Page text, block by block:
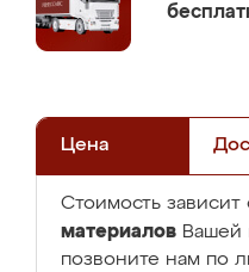
Цена
Стоимость зависит
материалов Вашей
позвоните нам по